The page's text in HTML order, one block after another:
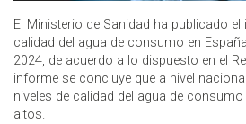
El Ministerio de Sanidad ha publicado
calidad del agua de consumo en
2024, de acuerdo a lo dispuesto en el
informe se concluye que a nivel
niveles de calidad del agua de
altos.